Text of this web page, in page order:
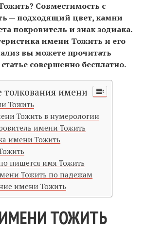
Совместимость c
— подходящий цвет, камни
покровитель и знак зодиака.
имени Тожить и его
вы можете прочитать
совершенно бесплатно.
толкования имени
Тожить
Тожить в нумерологии
имени Тожить
имени Тожить
пишется имя Тожить
Тожить по падежам
имени Тожить
ТОЖИТЬ